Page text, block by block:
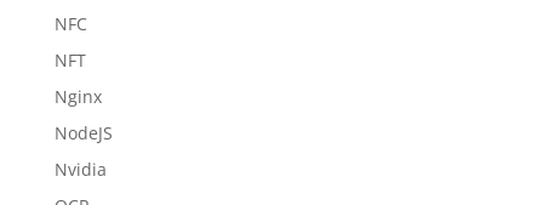
NFC
NFT
Nginx
NodeJS
Nvidia